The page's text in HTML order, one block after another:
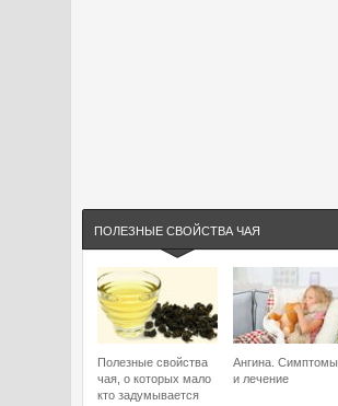
ПОЛЕЗНЫЕ СВОЙСТВА ЧАЯ
Полезные свойства
чая, о которых мало
кто задумывается
Ангина. Симптомы
и лечение